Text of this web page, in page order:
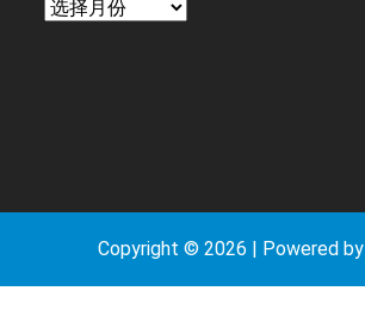
Copyright © 2026 | Powered by